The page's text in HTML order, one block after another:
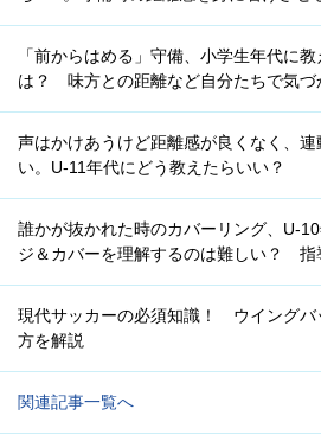
「前からはめる」守備、小学生年代に
は？ 味方との距離など自分たちで気づ
声はかけあうけど距離感が良くなく、
い。U-11年代にどう教えたらいい？
誰かが抜かれた時のカバーリング、U-
ジ＆カバーを理解するのは難しい？ 指
現代サッカーの必須知識！ ウイングバ
方を解説
関連記事一覧へ